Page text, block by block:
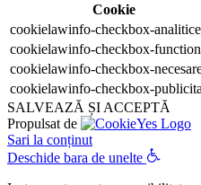
Cookie
cookielawinfo-checkbox-analitice
cookielawinfo-checkbox-
cookielawinfo-checkbox-
cookielawinfo-checkbox-
SALVEAZĂ ȘI ACCEPTĂ
Propulsat de
Sari la conținut
Deschide bara de unelte